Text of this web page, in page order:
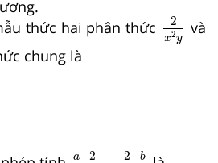
thức hai phân thức 2
x2y
2x y
và
chung là
a−2 2−b
a−2 b−2 −